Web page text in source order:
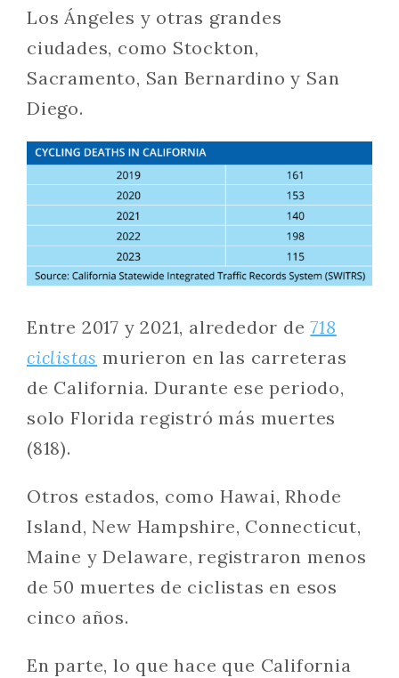
Los Ángeles y otras grandes
ciudades, como Stockton,
Sacramento, San Bernardino y San
Diego.
Entre 2017 y 2021, alrededor de718
ciclistas murieron en las carreteras
de California. Durante ese periodo,
solo Florida registró más muertes
(818).
Otros estados, como Hawai, Rhode
Island, New Hampshire, Connecticut,
Maine y Delaware, registraron menos
de 50 muertes de ciclistas en esos
cinco años.
En parte, lo que hace que California